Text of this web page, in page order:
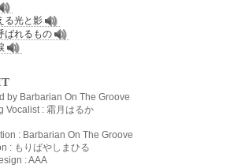
る光と影
ばれるもの
by Barbarian On The Groove
Vocalist : 霜月はるか
: Barbarian On The Groove
: もりばやしまひる
: AAA